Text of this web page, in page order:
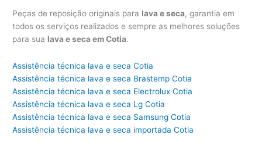
Peças de reposição originais para lava e seca, garantia em
todos os serviços realizados e sempre as melhores soluções
para sua lava e seca em Cotia.
Assistência técnica lava e seca Cotia
Assistência técnica lava e seca Brastemp Cotia
Assistência técnica lava e seca Electrolux Cotia
Assistência técnica lava e seca Lg Cotia
Assistência técnica lava e seca Samsung Cotia
Assistência técnica lava e seca importada Cotia